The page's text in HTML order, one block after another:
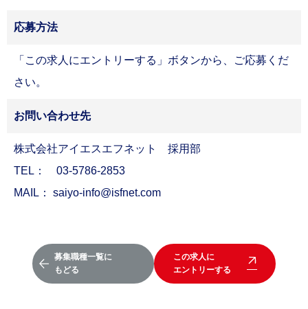
応募方法
「この求人にエントリーする」ボタンから、ご応募くだ
さい。
お問い合わせ先
株式会社アイエスエフネット 採用部
TEL： 03-5786-2853
MAIL： saiyo-info@isfnet.com
募集職種一覧に
もどる
この求人に
エントリーする